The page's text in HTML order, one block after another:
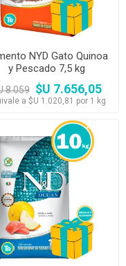
NYD Gato Quinoa
y Pescado 7,5 kg
8.059 $U 7.656,05
a $U 1.020,81 por 1 kg